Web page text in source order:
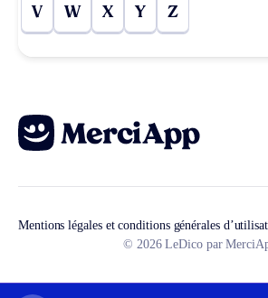
V W X Y Z
Mentions légales et conditions générales
© 2026 LeDico par